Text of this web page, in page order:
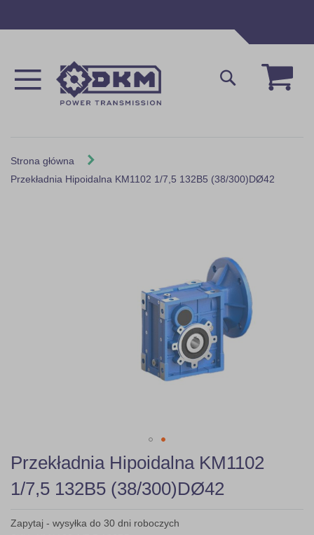
Mój
Szukaj
Strona główna
Przekładnia Hipoidalna KM1102 1/7,5 132B5 (38/300)DØ42
Skip
to
the
beginning
the
Przekładnia Hipoidalna KM1102
1/7,5 132B5 (38/300)DØ42
Zapytaj - wysyłka do 30 dni roboczych